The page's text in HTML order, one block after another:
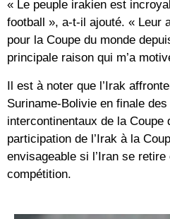
« Le peuple irakien est
football », a-t-il ajouté. « Leur
pour la Coupe du monde
principale raison qui m’a
Il est à noter que l’Irak
Suriname-Bolivie en finale
intercontinentaux de la
participation de l’Irak à la
envisageable si l’Iran se
compétition.